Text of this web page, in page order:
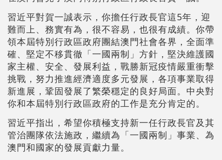
習近平對賀一誠表示，你擔任行政長官這5年，迎
難而上、務實有為，很不容易，也很有成績。你帶
領本屆特別行政區政府團結澳門社會各界，全面準
確、堅定不移貫徹「一國兩制」方針，堅決維護國
家主權、安全、發展利益，戰勝新冠疫情嚴重衝擊
挑戰，努力推進經濟適度多元發展，各項事業取得
新進展，鞏固發展了繁榮穩定的良好局面。中央對
你和本屆特別行政區政府的工作是充分肯定的。
習近平指出，希望你積極支持新一任行政長官及其
管治團隊依法施政，繼續為「一國兩制」事業、為
澳門和國家的發展貢獻力量。